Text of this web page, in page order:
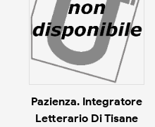
Pazienza. Integratore
Letterario Di Tisane